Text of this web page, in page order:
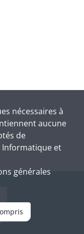
nécessaires à
aucune
de
Informatique et
générales